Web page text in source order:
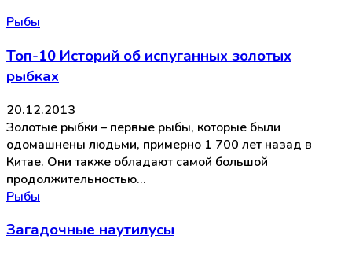
Рыбы
Топ-10 Историй об испуганных золотых
рыбках
20.12.2013
Золотые рыбки – первые рыбы, которые были
одомашнены людьми, примерно 1 700 лет назад в
Китае. Они также обладают самой большой
продолжительностью…
Рыбы
Загадочные наутилусы